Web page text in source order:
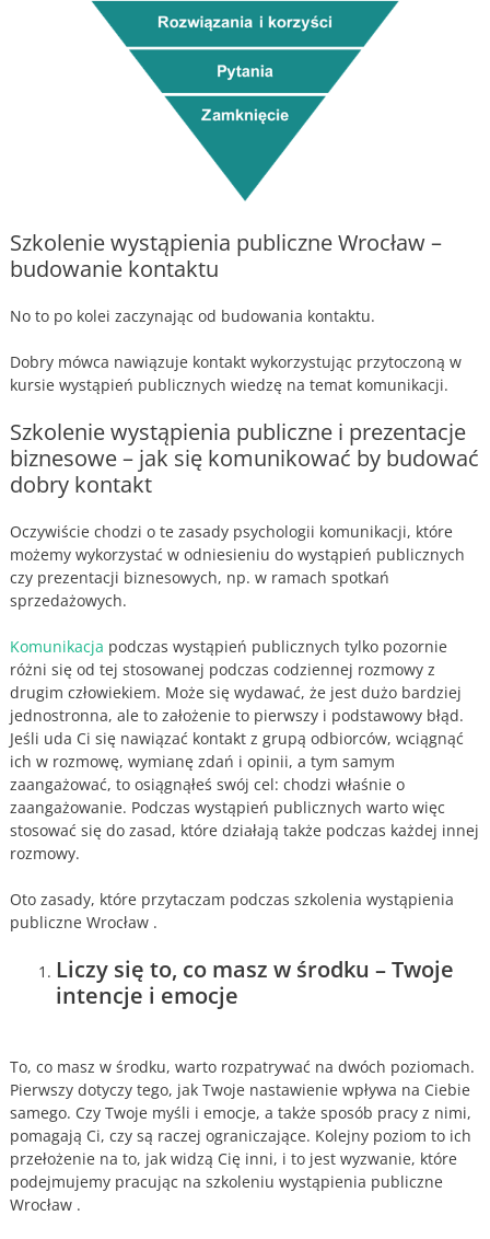
Szkolenie wystąpienia publiczne Wrocław –
budowanie kontaktu
No to po kolei zaczynając od budowania kontaktu.
Dobry mówca nawiązuje kontakt wykorzystując przytoczoną w
kursie wystąpień publicznych wiedzę na temat komunikacji.
Szkolenie wystąpienia publiczne i prezentacje
biznesowe – jak się komunikować by budować
dobry kontakt
Oczywiście chodzi o te zasady psychologii komunikacji, które
możemy wykorzystać w odniesieniu do wystąpień publicznych
czy prezentacji biznesowych, np. w ramach spotkań
sprzedażowych.
Komunikacja podczas wystąpień publicznych tylko pozornie
różni się od tej stosowanej podczas codziennej rozmowy z
drugim człowiekiem. Może się wydawać, że jest dużo bardziej
jednostronna, ale to założenie to pierwszy i podstawowy błąd.
Jeśli uda Ci się nawiązać kontakt z grupą odbiorców, wciągnąć
ich w rozmowę, wymianę zdań i opinii, a tym samym
zaangażować, to osiągnąłeś swój cel: chodzi właśnie o
zaangażowanie. Podczas wystąpień publicznych warto więc
stosować się do zasad, które działają także podczas każdej innej
rozmowy.
Oto zasady, które przytaczam podczas szkolenia wystąpienia
publiczne Wrocław .
Liczy się to, co masz w środku – Twoje
intencje i emocje
To, co masz w środku, warto rozpatrywać na dwóch poziomach.
Pierwszy dotyczy tego, jak Twoje nastawienie wpływa na Ciebie
samego. Czy Twoje myśli i emocje, a także sposób pracy z nimi,
pomagają Ci, czy są raczej ograniczające. Kolejny poziom to ich
przełożenie na to, jak widzą Cię inni, i to jest wyzwanie, które
podejmujemy pracując na szkoleniu wystąpienia publiczne
Wrocław .